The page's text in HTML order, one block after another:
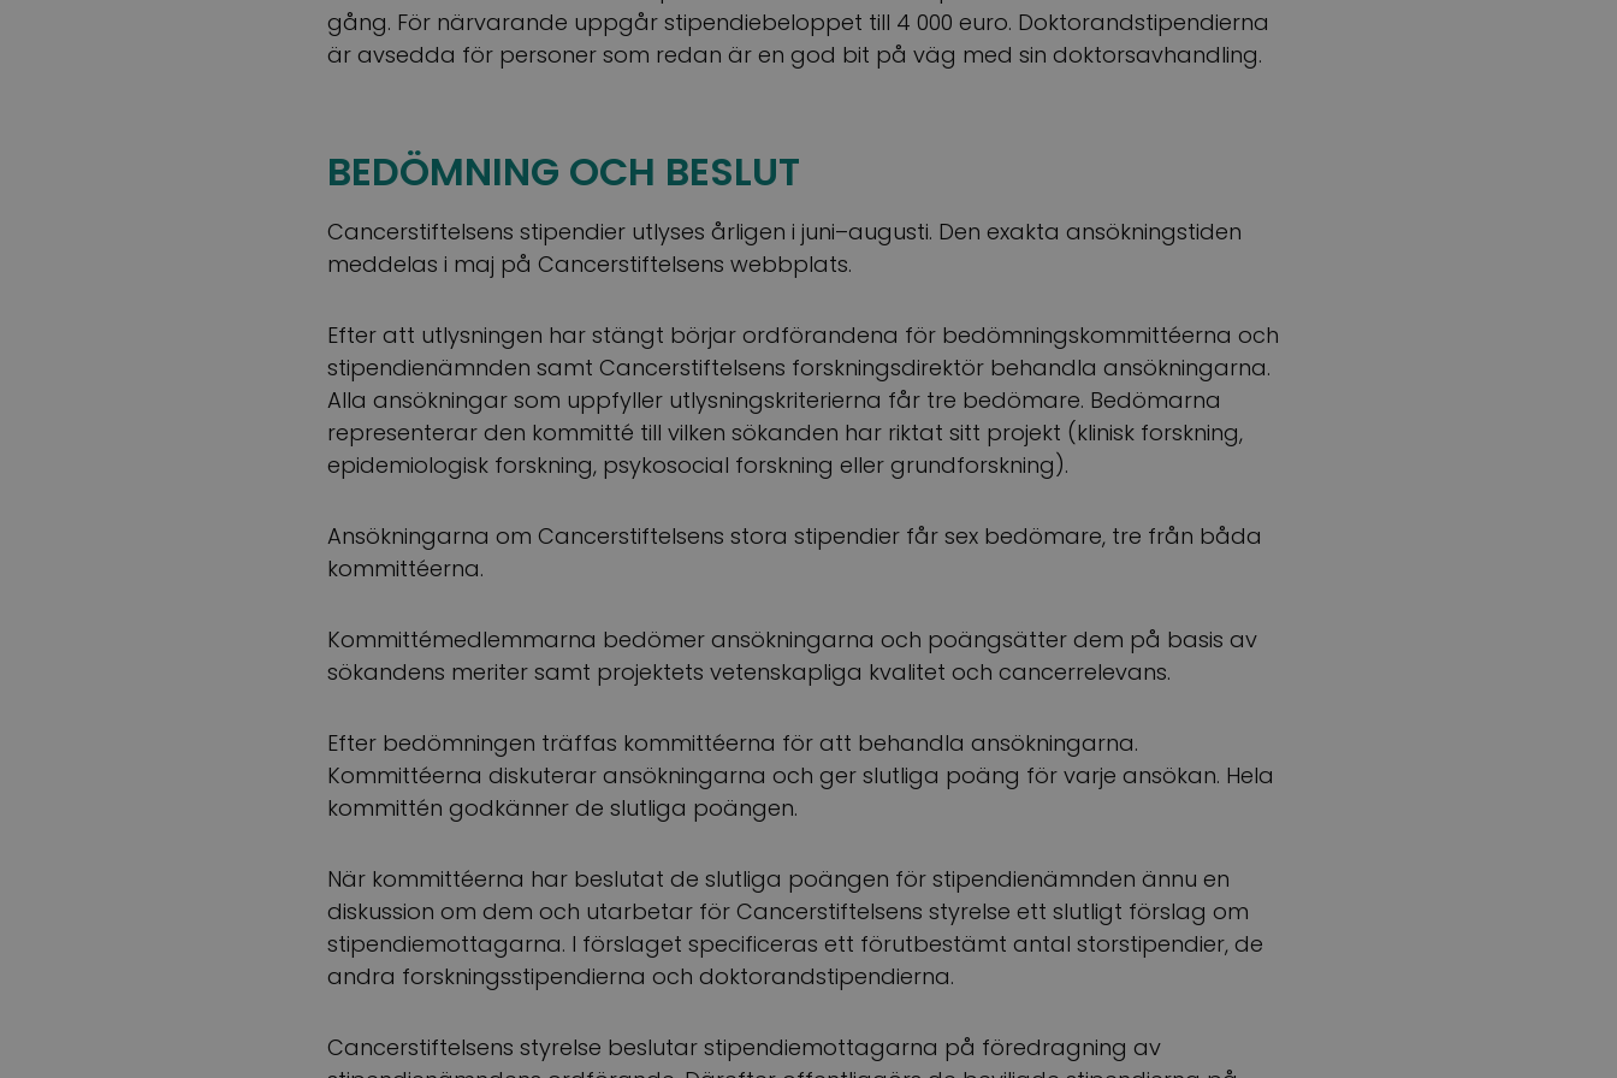
gång. För närvarande uppgår stipendiebeloppet till 4 000 euro. Doktorandstipendierna
är avsedda för personer som redan är en god bit på väg med sin doktorsavhandling.
BEDÖMNING OCH BESLUT
Cancerstiftelsens stipendier utlyses årligen i juni–augusti. Den exakta ansökningstiden
meddelas i maj på Cancerstiftelsens webbplats.
Efter att utlysningen har stängt börjar ordförandena för bedömningskommittéerna och
stipendienämnden samt Cancerstiftelsens forskningsdirektör behandla ansökningarna.
Alla ansökningar som uppfyller utlysningskriterierna får tre bedömare. Bedömarna
representerar den kommitté till vilken sökanden har riktat sitt projekt (klinisk forskning,
epidemiologisk forskning, psykosocial forskning eller grundforskning).
Ansökningarna om Cancerstiftelsens stora stipendier får sex bedömare, tre från båda
kommittéerna.
Kommittémedlemmarna bedömer ansökningarna och poängsätter dem på basis av
sökandens meriter samt projektets vetenskapliga kvalitet och cancerrelevans.
Efter bedömningen träffas kommittéerna för att behandla ansökningarna.
Kommittéerna diskuterar ansökningarna och ger slutliga poäng för varje ansökan. Hela
kommittén godkänner de slutliga poängen.
När kommittéerna har beslutat de slutliga poängen för stipendienämnden ännu en
diskussion om dem och utarbetar för Cancerstiftelsens styrelse ett slutligt förslag om
stipendiemottagarna. I förslaget specificeras ett förutbestämt antal storstipendier, de
andra forskningsstipendierna och doktorandstipendierna.
Cancerstiftelsens styrelse beslutar stipendiemottagarna på föredragning av